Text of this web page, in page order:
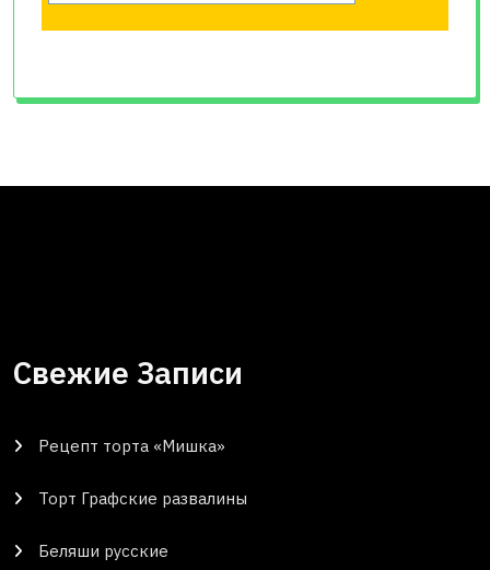
Свежие Записи
Рецепт торта «Мишка»
Торт Графские развалины
Беляши русские